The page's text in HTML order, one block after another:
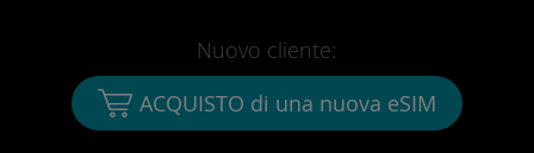
Nuovo cliente:
ACQUISTO di una nuova eSIM